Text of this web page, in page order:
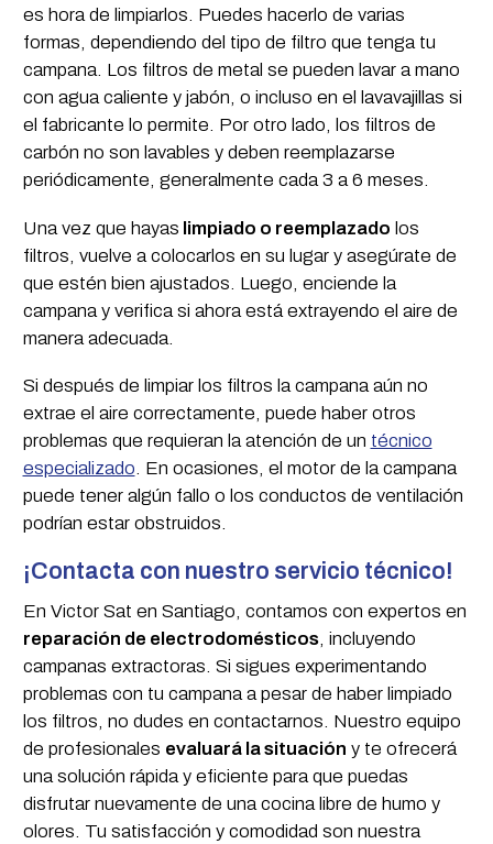
es hora de limpiarlos. Puedes hacerlo de varias
formas, dependiendo del tipo de filtro que tenga tu
campana. Los filtros de metal se pueden lavar a mano
con agua caliente y jabón, o incluso en el lavavajillas si
el fabricante lo permite. Por otro lado, los filtros de
carbón no son lavables y deben reemplazarse
periódicamente, generalmente cada 3 a 6 meses.
Una vez que hayas limpiado o reemplazado los
filtros, vuelve a colocarlos en su lugar y asegúrate de
que estén bien ajustados. Luego, enciende la
campana y verifica si ahora está extrayendo el aire de
manera adecuada.
Si después de limpiar los filtros la campana aún no
extrae el aire correctamente, puede haber otros
problemas que requieran la atención de un técnico
especializado. En ocasiones, el motor de la campana
puede tener algún fallo o los conductos de ventilación
podrían estar obstruidos.
¡Contacta con nuestro servicio técnico!
En Victor Sat en Santiago, contamos con expertos en
reparación de electrodomésticos, incluyendo
campanas extractoras. Si sigues experimentando
problemas con tu campana a pesar de haber limpiado
los filtros, no dudes en contactarnos. Nuestro equipo
de profesionales evaluará la situación y te ofrecerá
una solución rápida y eficiente para que puedas
disfrutar nuevamente de una cocina libre de humo y
olores. Tu satisfacción y comodidad son nuestra